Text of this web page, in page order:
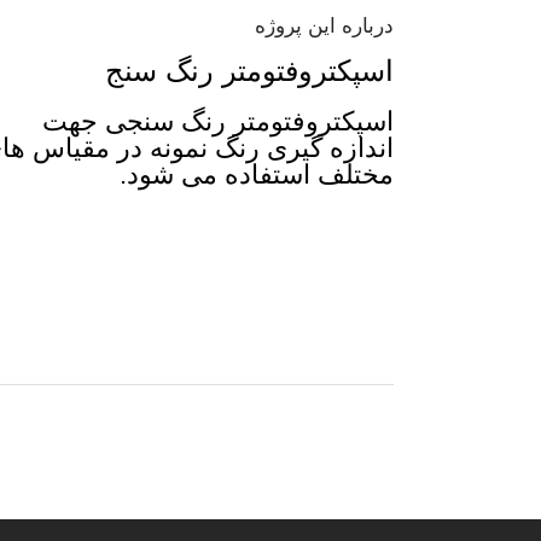
درباره این پروژه
اسپکتروفتومتر رنگ سنج
اسپکتروفتومتر رنگ سنجی جهت
اندازه گیری رنگ نمونه در مقیاس
مختلف استفاده می شود.